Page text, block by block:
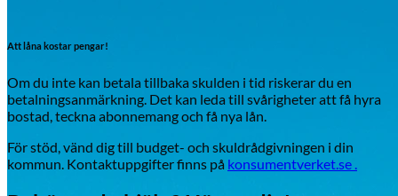
Fordonstyp
Att låna kostar pengar!
Om du inte kan betala tillbaka skulden i tid riskerar du en
betalningsanmärkning. Det kan leda till svårigheter att få hyra
bostad, teckna abonnemang och få nya lån.
För stöd, vänd dig till budget- och skuldrådgivningen i din
kommun. Kontaktuppgifter finns på konsumentverket.se .